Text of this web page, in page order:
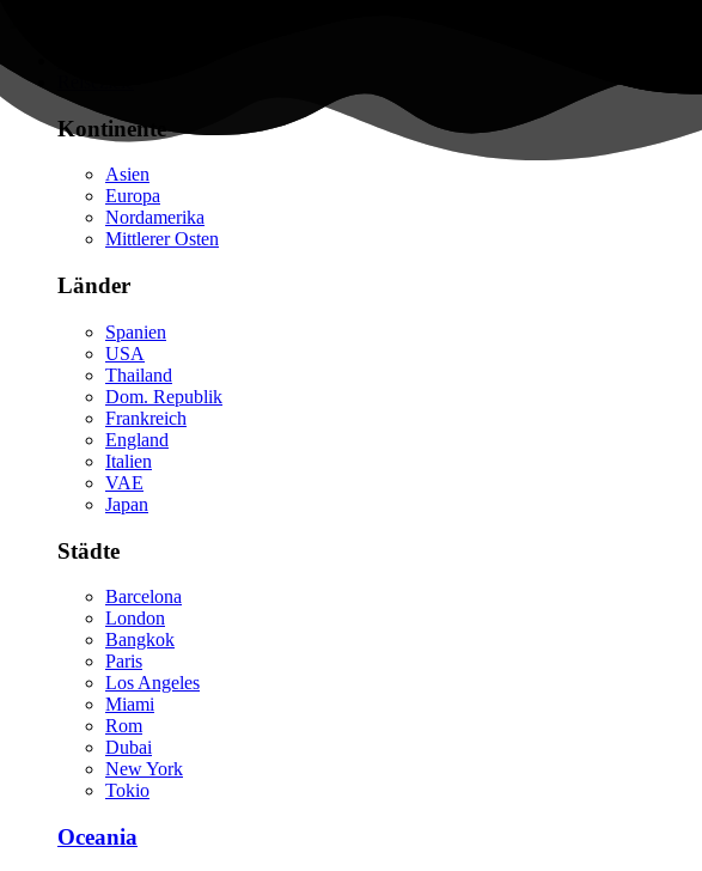
Kontinente
Asien
Europa
Nordamerika
Mittlerer Osten
Länder
Spanien
USA
Thailand
Dom. Republik
Frankreich
England
Italien
VAE
Japan
Städte
Barcelona
London
Bangkok
Paris
Los Angeles
Miami
Rom
Dubai
New York
Tokio
Oceania